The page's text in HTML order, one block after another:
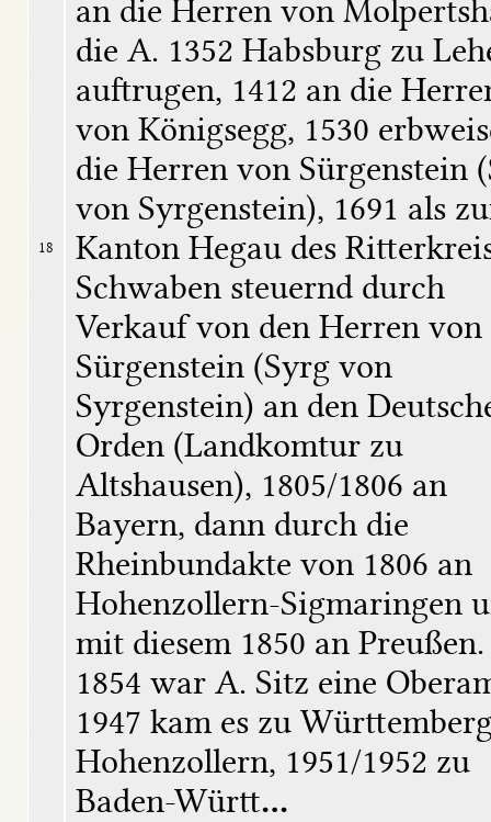
18
an die Herren von
die A. 1352 Habsburg zu
auftrugen, 1412 an die
von Königsegg, 1530
die Herren von Sürgenstein
von Syrgenstein), 1691 als
Kanton Hegau des
Schwaben steuernd durch
Verkauf von den Herren von
Sürgenstein (Syrg von
Syrgenstein) an den
Orden (Landkomtur zu
Altshausen), 1805/1806 an
Bayern, dann durch die
Rheinbundakte von 1806 an
Hohenzollern-Sigmaringen
mit diesem 1850 an
1854 war A. Sitz eine
1947 kam es zu
Hohenzollern, 1951/1952 zu
Baden-Württ...